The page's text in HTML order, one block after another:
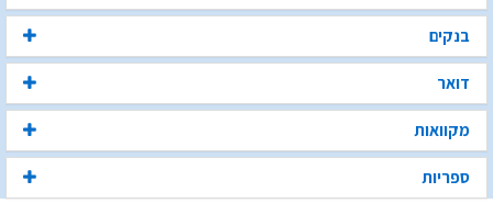
בנקים
דואר
מקוואות
ספריות